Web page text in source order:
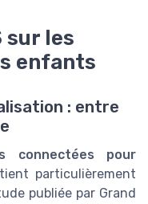
sur les
enfants
: entre
connectées pour
particulièrement
publiée par Grand